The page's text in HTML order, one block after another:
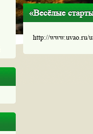
«Весёлые
http://www.uvao.ru/